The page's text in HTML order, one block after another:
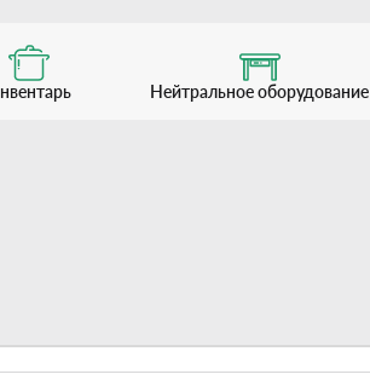
Нейтральное оборудование